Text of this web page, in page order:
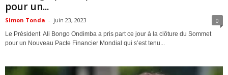
pour un...
Simon Tonda - juin 23, 2023 0
Le Président Ali Bongo Ondimba a pris part ce jour à la clôture du Sommet
pour un Nouveau Pacte Financier Mondial qui s’est tenu...